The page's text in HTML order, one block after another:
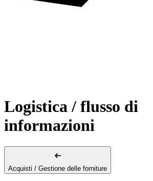
Logistica / flusso di
informazioni
Acquisti / Gestione delle forniture